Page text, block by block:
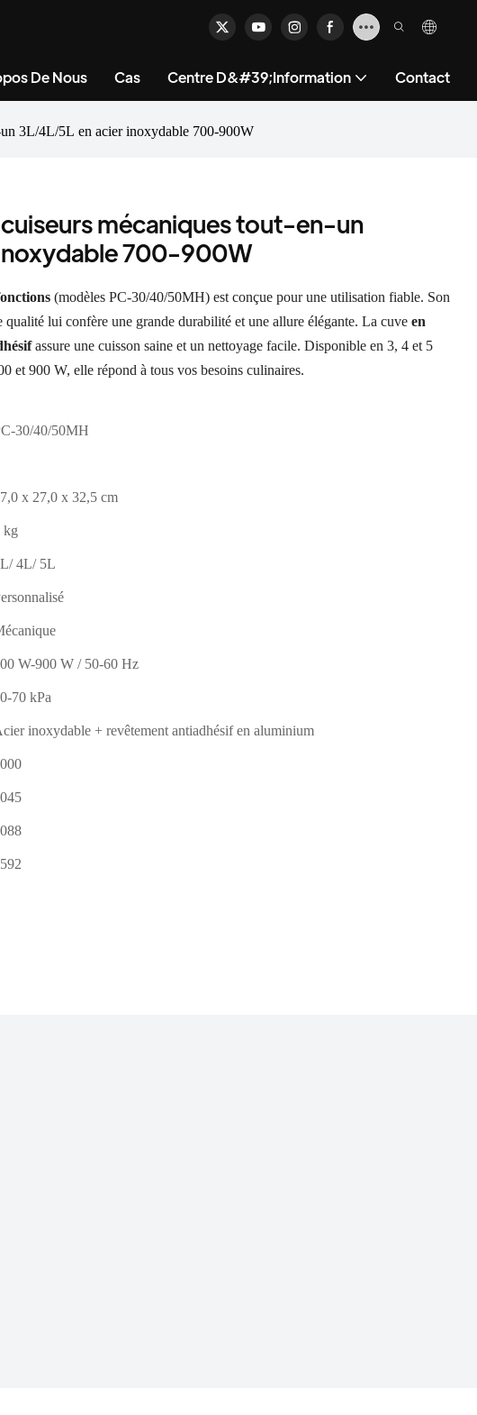
De Nous Cas Centre D&#39;information Contact
3L/4L/5L en acier inoxydable 700-900W
mécaniques tout-en-un
700-900W
(modèles PC-30/40/50MH) est conçue pour une utilisation fiable. Son
qualité lui confère une grande durabilité et une allure élégante. La cuve en
assure une cuisson saine et un nettoyage facile. Disponible en 3, 4 et 5
et 900 W, elle répond à tous vos besoins culinaires.
30/40/50MH
x 27,0 x 32,5 cm
kg
4L/ 5L
W-900 W / 50-60 Hz
70 kPa
inoxydable + revêtement antiadhésif en aluminium